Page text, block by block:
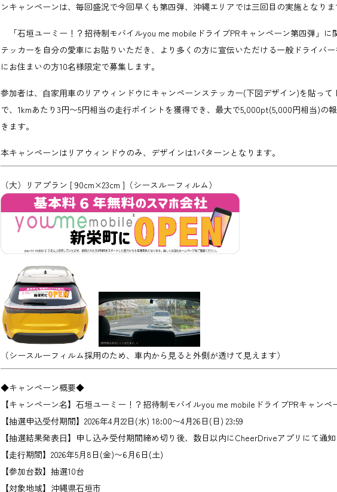
ンキャンペーンは、毎回盛況で今回早くも第四弾、沖縄エリアでは三回目の実施となりま
「石垣ユーミー！？招待制モバイルyou me mobileドライブPRキャンペーン第四弾」に
テッカーを自分の愛車にお貼りいただき、より多くの方に宣伝いただける一般ドライバ
にお住まいの方10名様限定で募集します。
参加者は、⾃家⽤⾞のリアウィンドウにキャンペーンステッカー(下図デザイン)を貼って
で、1kmあたり3円〜5円相当の⾛⾏ポイントを獲得でき、最⼤で5,000pt(5,000円相当)の
きます。
本キャンペーンはリアウィンドウのみ、デザインは1パターンとなります。
（大）リアプラン [ 90cm×23cm ] （シースルーフィルム）
（シースルーフィルム採用のため、車内から見ると外側が透けて見えます）
◆キャンペーン概要◆
【キャンペーン名】 石垣ユーミー！？招待制モバイルyou me mobileドライブPRキャンペ
【抽選申込受付期間】 2026年4月22日(水) 18:00〜4月26日(日) 23:59
【抽選結果発表⽇】 申し込み受付期間締め切り後、数日以内にCheerDriveアプリにて通知
【⾛⾏期間】 2026年5月8日(金)〜6月6日(土)
【参加台数】 抽選10台
【対象地域】 沖縄県石垣市